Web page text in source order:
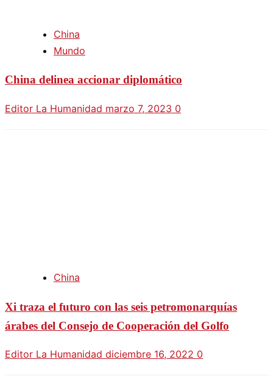
China
Mundo
China delinea accionar diplomático
Editor La Humanidad marzo 7, 2023 0
China
Xi traza el futuro con las seis petromonarquías
árabes del Consejo de Cooperación del Golfo
Editor La Humanidad diciembre 16, 2022 0